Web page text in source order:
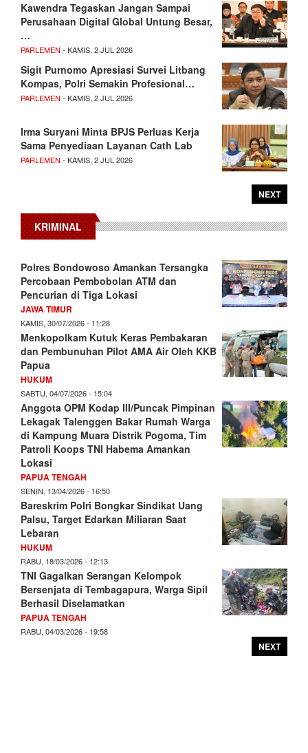
Kawendra Tegaskan Jangan Sampai
Perusahaan Digital Global Untung Besar,
…
PARLEMEN - KAMIS, 2 JUL 2026
Sigit Purnomo Apresiasi Survei Litbang
Kompas, Polri Semakin Profesional…
PARLEMEN - KAMIS, 2 JUL 2026
Irma Suryani Minta BPJS Perluas Kerja
Sama Penyediaan Layanan Cath Lab
PARLEMEN - KAMIS, 2 JUL 2026
NEXT
KRIMINAL
Polres Bondowoso Amankan Tersangka
Percobaan Pembobolan ATM dan
Pencurian di Tiga Lokasi
JAWA TIMUR
KAMIS, 30/07/2026 - 11:28
Menkopolkam Kutuk Keras Pembakaran
dan Pembunuhan Pilot AMA Air Oleh KKB
Papua
HUKUM
SABTU, 04/07/2026 - 15:04
Anggota OPM Kodap III/Puncak Pimpinan
Lekagak Talenggen Bakar Rumah Warga
di Kampung Muara Distrik Pogoma, Tim
Patroli Koops TNI Habema Amankan
Lokasi
PAPUA TENGAH
SENIN, 13/04/2026 - 16:50
Bareskrim Polri Bongkar Sindikat Uang
Palsu, Target Edarkan Miliaran Saat
Lebaran
HUKUM
RABU, 18/03/2026 - 12:13
TNI Gagalkan Serangan Kelompok
Bersenjata di Tembagapura, Warga Sipil
Berhasil Diselamatkan
PAPUA TENGAH
RABU, 04/03/2026 - 19:58
NEXT